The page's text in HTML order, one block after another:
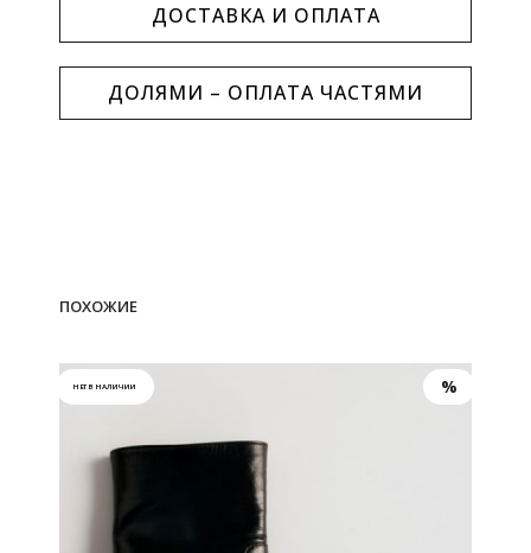
ДОСТАВКА И ОПЛАТА
ДОЛЯМИ – ОПЛАТА ЧАСТЯМИ
ПОХОЖИЕ
НЕТ В НАЛИЧИИ